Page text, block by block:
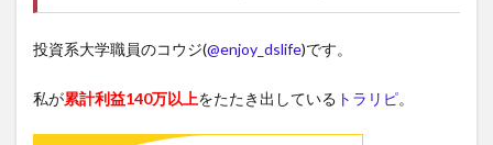
投資系大学職員のコウジ(@enjoy_dslife)です。
私が累計利益140万以上をたたき出している トラリピ。